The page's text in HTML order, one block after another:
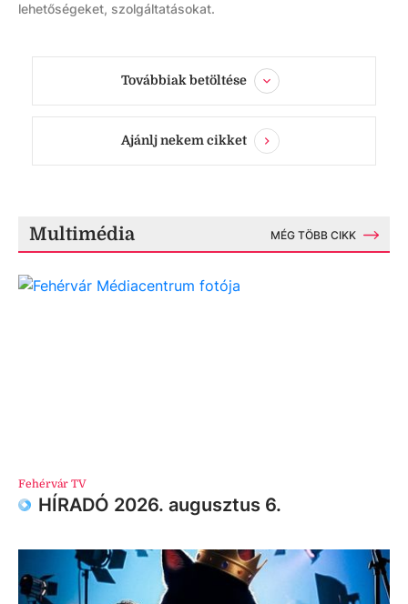
lehetőségeket, szolgáltatásokat.
Továbbiak betöltése
Ajánlj nekem cikket
Multimédia MÉG TÖBB CIKK
Fehérvár TV
HÍRADÓ 2026. augusztus 6.